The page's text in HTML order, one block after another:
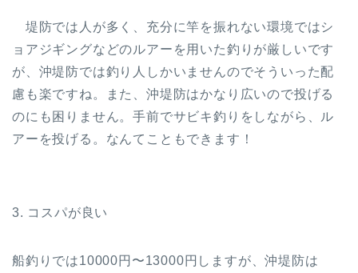
堤防では人が多く、充分に竿を振れない環境ではシ
ョアジギングなどのルアーを用いた釣りが厳しいです
が、沖堤防では釣り人しかいませんのでそういった配
慮も楽ですね。また、沖堤防はかなり広いので投げる
のにも困りません。手前でサビキ釣りをしながら、ル
アーを投げる。なんてこともできます！
3. コスパが良い
船釣りでは10000円〜13000円しますが、沖堤防は